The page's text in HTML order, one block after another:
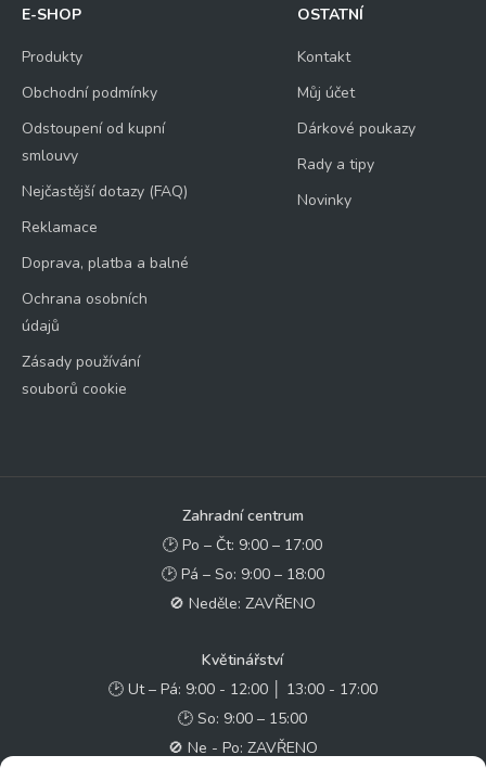
E-SHOP
Produkty
Obchodní podmínky
Odstoupení od kupní
smlouvy
Nejčastější dotazy (FAQ)
Reklamace
Doprava, platba a balné
Ochrana osobních
údajů
Zásady používání
souborů cookie
OSTATNÍ
Kontakt
Můj účet
Dárkové poukazy
Rady a tipy
Novinky
Zahradní centrum
🕑 Po – Čt: 9:00 – 17:00
🕑 Pá – So: 9:00 – 18:00
🚫 Neděle: ZAVŘENO
Květinářství
🕑 Ut – Pá: 9:00 - 12:00 │ 13:00 - 17:00
🕑 So: 9:00 – 15:00
🚫 Ne - Po: ZAVŘENO